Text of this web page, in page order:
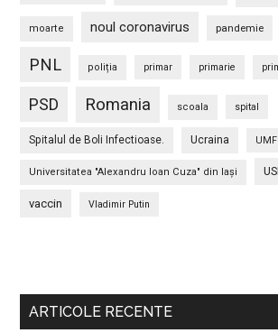
moarte noul coronavirus pandemie
PNL poliția primar primarie
PSD Romania scoala spital
Spitalul de Boli Infectioase. Ucraina
Universitatea "Alexandru Ioan Cuza" din Iaşi
vaccin Vladimir Putin
secundara
ARTICOLE RECENTE